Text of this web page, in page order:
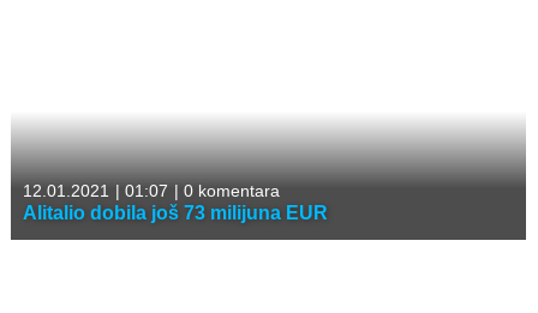
12.01.2021 | 01:07 | 0 komentara
Alitalio dobila još 73 milijuna EUR